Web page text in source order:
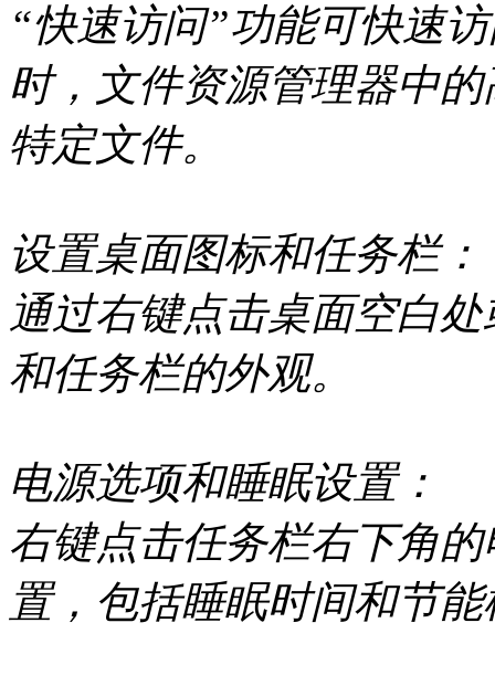
“快速访问”功能可快速
时，文件资源管理器中
特定文件。
设置桌面图标和任务栏：
通过右键点击桌面空白
和任务栏的外观。
电源选项和睡眠设置：
右键点击任务栏右下角
置，包括睡眠时间和节